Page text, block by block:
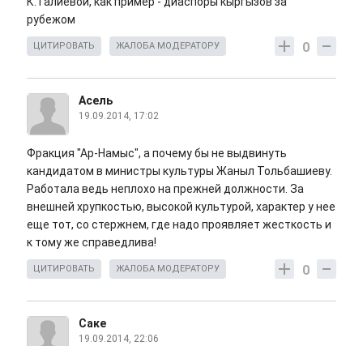
рубежом
0
ЦИТИРОВАТЬ ЖАЛОБА МОДЕРАТОРУ
Асель
19.09.2014, 17:02
Фракция "Ар-Намыс", а почему бы не выдвинуть
кандидатом в министры культуры Жаныл Тольбашиеву.
Работала ведь неплохо на прежней должности. За
внешней хрупкостью, высокой культурой, характер у нее
еще тот, со стержнем, где надо проявляет жесткость и
к тому же справедлива!
0
ЦИТИРОВАТЬ ЖАЛОБА МОДЕРАТОРУ
Саке
19.09.2014, 22:06